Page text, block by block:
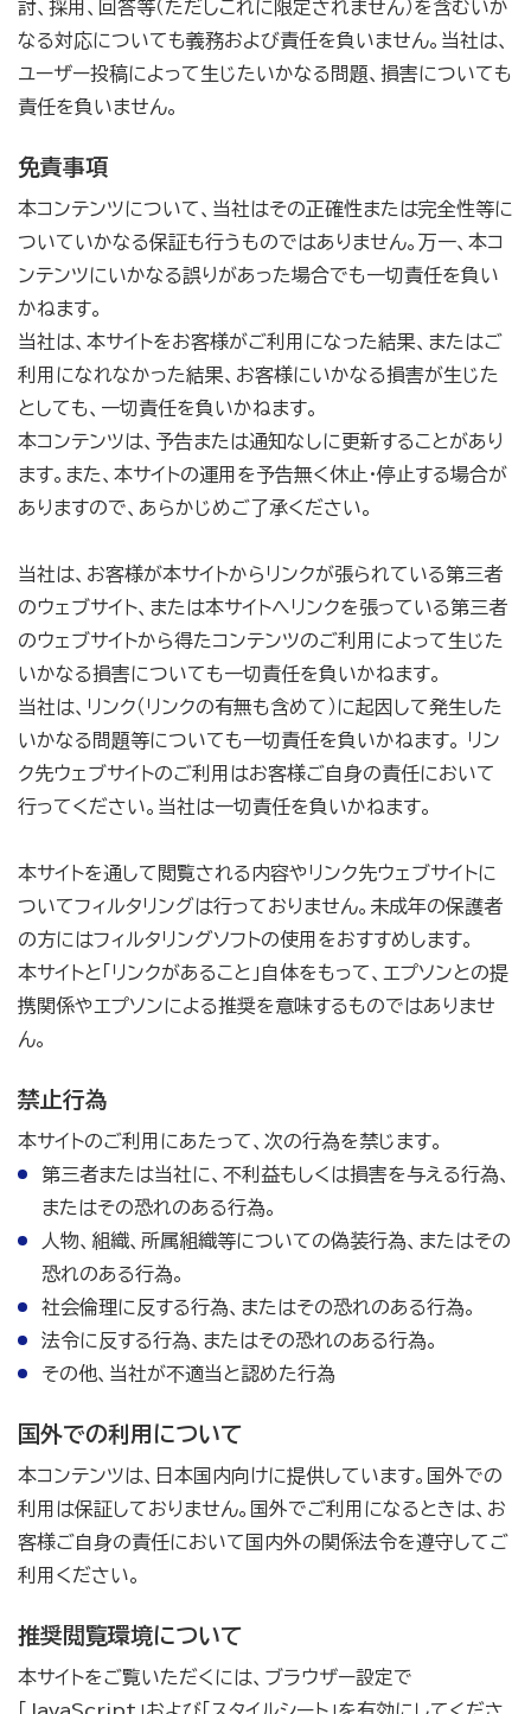
討、採用、回答等（ただしこれに限定されません）を含むいか
なる対応についても義務および責任を負いません。当社は、
ユーザー投稿によって生じたいかなる問題、損害についても
責任を負いません。
免責事項
本コンテンツについて、当社はその正確性または完全性等に
ついていかなる保証も行うものではありません。万一、本コ
ンテンツにいかなる誤りがあった場合でも一切責任を負い
かねます。
当社は、本サイトをお客様がご利用になった結果、またはご
利用になれなかった結果、お客様にいかなる損害が生じた
としても、一切責任を負いかねます。
本コンテンツは、予告または通知なしに更新することがあり
ます。また、本サイトの運用を予告無く休止・停止する場合が
ありますので、あらかじめご了承ください。
当社は、お客様が本サイトからリンクが張られている第三者
のウェブサイト、または本サイトへリンクを張っている第三者
のウェブサイトから得たコンテンツのご利用によって生じた
いかなる損害についても一切責任を負いかねます。
当社は、リンク（リンクの有無も含めて）に起因して発生した
いかなる問題等についても一切責任を負いかねます。 リン
ク先ウェブサイトのご利用はお客様ご自身の責任において
行ってください。当社は一切責任を負いかねます。
本サイトを通して閲覧される内容やリンク先ウェブサイトに
ついてフィルタリングは行っておりません。未成年の保護者
の方にはフィルタリングソフトの使用をおすすめします。
本サイトと「リンクがあること」自体をもって、エプソンとの提
携関係やエプソンによる推奨を意味するものではありませ
ん。
禁止行為
本サイトのご利用にあたって、次の行為を禁じます。
第三者または当社に、不利益もしくは損害を与える行為、
またはその恐れのある行為。
人物、組織、所属組織等についての偽装行為、またはその
恐れのある行為。
社会倫理に反する行為、またはその恐れのある行為。
法令に反する行為、またはその恐れのある行為。
その他、当社が不適当と認めた行為
国外での利用について
本コンテンツは、日本国内向けに提供しています。国外での
利用は保証しておりません。国外でご利用になるときは、お
客様ご自身の責任において国内外の関係法令を遵守してご
利用ください。
推奨閲覧環境について
本サイトをご覧いただくには、ブラウザー設定で